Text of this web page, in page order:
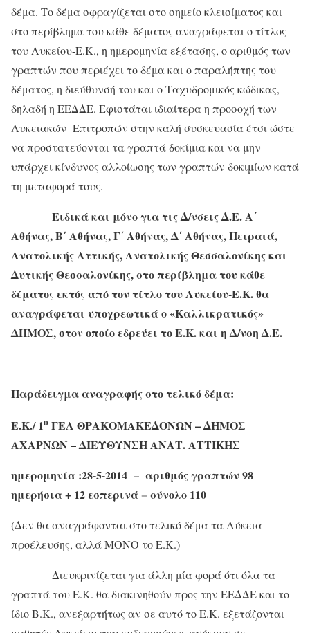
δέμα. Το δέμα σφραγίζεται στο σημείο κλεισίματος και
στο περίβλημα του κάθε δέματος αναγράφεται ο τίτλος
του Λυκείου-Ε.Κ., η ημερομηνία εξέτασης, ο αριθμός των
γραπτών που περιέχει το δέμα και ο παραλήπτης του
δέματος, η διεύθυνσή του και ο Ταχυδρομικός κώδικας,
δηλαδή η ΕΕΔΔΕ. Εφιστάται ιδιαίτερα η προσοχή των
Λυκειακών Επιτροπών στην καλή συσκευασία έτσι ώστε
να προστατεύονται τα γραπτά δοκίμια και να μην
υπάρχει κίνδυνος αλλοίωσης των γραπτών δοκιμίων κατά
τη μεταφορά τους.
Ειδικά και μόνο για τις Δ/νσεις Δ.Ε.Α΄
Αθήνας, Β΄ Αθήνας, Γ΄ Αθήνας, Δ΄ Αθήνας, Πειραιά,
Ανατολικής Αττικής, Ανατολικής Θεσσαλονίκης και
Δυτικής Θεσσαλονίκης, στο περίβλημα του κάθε
δέματος εκτός από τον τίτλο του Λυκείου-Ε.Κ. θα
αναγράφεται υποχρεωτικά ο «Καλλικρατικός»
ΔΗΜΟΣ, στον οποίο εδρεύει το Ε.Κ. και η Δ/νση Δ.Ε.
Παράδειγμα αναγραφής στο τελικό δέμα:
Ε.Κ./ 1ο ΓΕΛ ΘΡΑΚΟΜΑΚΕΔΟΝΩΝ – ΔΗΜΟΣ
ΑΧΑΡΝΩΝ – ΔΙΕΥΘΥΝΣΗ ΑΝΑΤ. ΑΤΤΙΚΗΣ
ημερομηνία :28-5-2014 – αριθμός γραπτών 98
ημερήσια + 12 εσπερινά = σύνολο 110
(Δεν θα αναγράφονται στο τελικό δέμα τα Λύκεια
προέλευσης, αλλά ΜΟΝΟ το Ε.Κ.)
Διευκρινίζεται για άλλη μία φορά ότι όλα τα
γραπτά του Ε.Κ. θα διακινηθούν προς την ΕΕΔΔΕ και το
ίδιο Β.Κ., ανεξαρτήτως αν σε αυτό το Ε.Κ. εξετάζονται